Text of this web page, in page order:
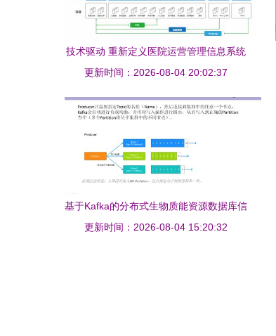
技术驱动 重新定义医院运营管理信息系统
与生物质能资源数据库信息系统
更新时间：2026-08-04 20:02:37
基于Kafka的分布式生物质能资源数据库信
息系统设计与应用
更新时间：2026-08-04 15:20:32